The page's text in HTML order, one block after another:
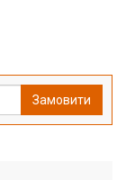
Замовити